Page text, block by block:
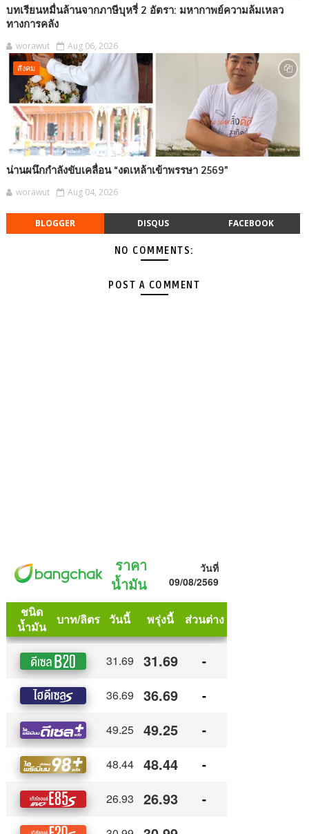
บทเรียนหมื่นล้านจากภาษีบุหรี่ 2 อัตรา: มหากาพย์ความล้มเหลว
ทางการคลัง
worawut Aug 06, 2026
สังคม
น่านผนึกกำลังขับเคลื่อน “งดเหล้าเข้าพรรษา 2569”
worawut Aug 04, 2026
BLOGGER DISQUS FACEBOOK
NO COMMENTS:
POST A COMMENT